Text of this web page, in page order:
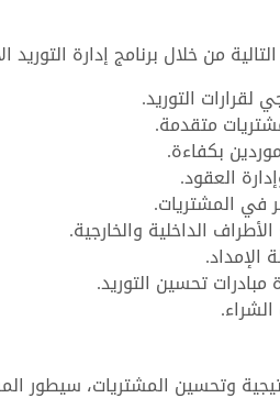
من خلال برنامج إدارة التوريد
لقرارات التوريد.
متقدمة.
بكفاءة.
العقود.
في المشتريات.
الداخلية والخارجية.
تحسين التوريد.
الشراء.
وتحسين المشتريات، سيطور